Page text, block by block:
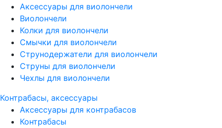
Аксессуары для виолончели
Виолончели
Колки для виолончели
Смычки для виолончели
Струнодержатели для виолончели
Струны для виолончели
Чехлы для виолончели
Контрабасы, аксессуары
Аксессуары для контрабасов
Контрабасы